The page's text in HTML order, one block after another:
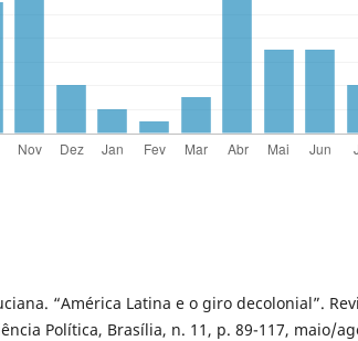
“América Latina e o giro decolonial”.
Política, Brasília, n. 11, p. 89-117, maio/